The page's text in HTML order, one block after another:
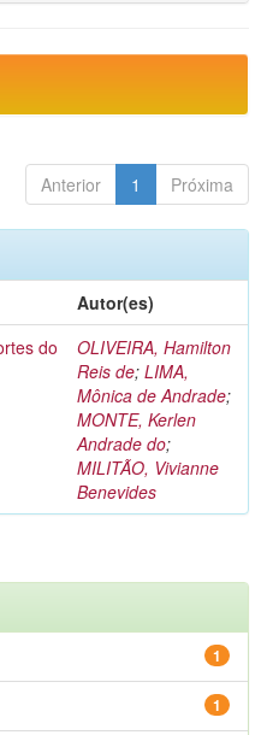
Anterior 1 Próxima
Autor(es)
do
OLIVEIRA, Hamilton
Reis de; LIMA,
Mônica de Andrade;
MONTE, Kerlen
Andrade do;
MILITÃO, Vivianne
Benevides
1
1